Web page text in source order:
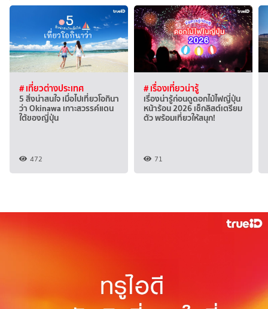
# เที่ยวต่างประเทศ
5 สิ่งน่าสนใจ เมื่อไปเที่ยวโอกินา
ว่า Okinawa เกาะสวรรค์แดน
ใต้ของญี่ปุ่น
472
# เรื่องเที่ยวน่ารู้
เรื่องน่ารู้ก่อนดูดอกไม้ไฟญี่ปุ่น
หน้าร้อน 2026 เช็กลิสต์เตรียม
ตัว พร้อมเที่ยวให้สนุก!
71